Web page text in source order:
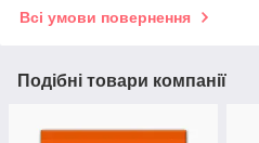
Всі умови повернення
Подібні товари компанії